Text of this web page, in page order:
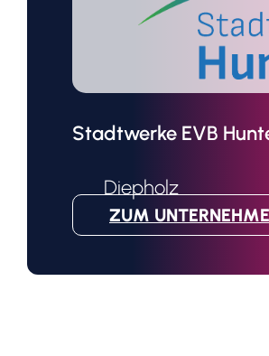
Stadtwerke EVB
Diepholz
ZUM